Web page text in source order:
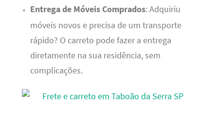
Entrega de Móveis Comprados: Adquiriu
móveis novos e precisa de um transporte
rápido? O carreto pode fazer a entrega
diretamente na sua residência, sem
complicações.